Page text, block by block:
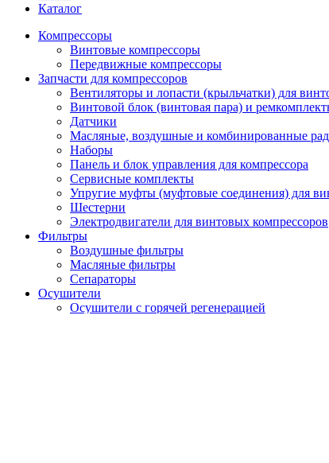
Каталог
Компрессоры
Винтовые компрессоры
Передвижные компрессоры
Запчасти для компрессоров
Вентиляторы и лопасти (крыльчатки) для
Винтовой блок (винтовая пара) и
Датчики
Масляные, воздушные и комбинированные
Наборы
Панель и блок управления для компрессора
Сервисные комплекты
Упругие муфты (муфтовые соединения) для
Шестерни
Электродвигатели для винтовых компрессоров
Фильтры
Воздушные фильтры
Масляные фильтры
Сепараторы
Осушители
Осушители с горячей регенерацией